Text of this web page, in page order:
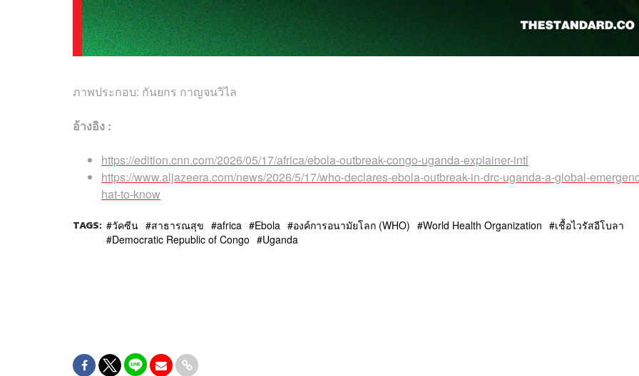
ภาพประกอบ: กันยกร กาญจนวิไล
อ้างอิง :
https://edition.cnn.com/2026/05/17/africa/ebola-outbreak-congo-uganda-explainer-intl
https://www.aljazeera.com/news/2026/5/17/who-declares-ebola-outbreak-in-drc-uganda-a-global-
hat-to-know
TAGS: วัคซีน สาธารณสุข africa Ebola องค์การอนามัยโลก (WHO) World Health Organization
เชื้อไวรัสอีโบลา
Democratic Republic of Congo
Uganda